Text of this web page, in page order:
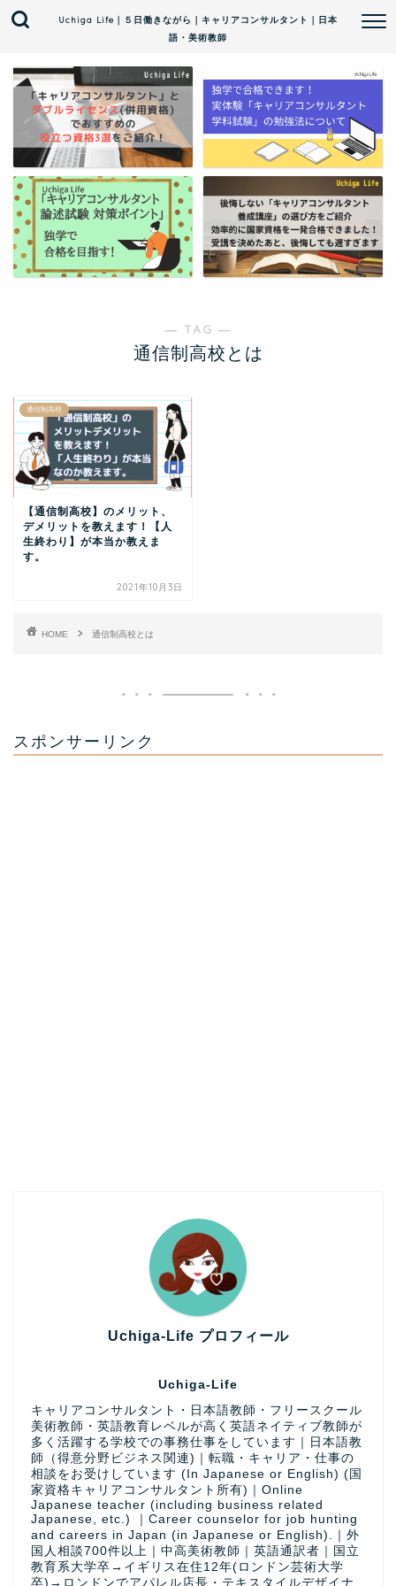
Uchiga Life｜５日働きながら｜キャリアコンサルタント｜日本
語・美術教師
― TAG ―
通信制高校とは
通信制高校
【通信制高校】のメリット、
デメリットを教えます！【人
生終わり】が本当か教えま
す。
2021年10月3日
HOME 通信制高校とは
スポンサーリンク
Uchiga-Life プロフィール
Uchiga-Life
キャリアコンサルタント・日本語教師・フリースクール
美術教師・英語教育レベルが高く英語ネイティブ教師が
多く活躍する学校での事務仕事をしています｜日本語教
師（得意分野ビジネス関連)｜転職・キャリア・仕事の
相談をお受けしています (In Japanese or English) (国
家資格キャリアコンサルタント所有)｜Online
Japanese teacher (including business related
Japanese, etc.) ｜Career counselor for job hunting
and careers in Japan (in Japanese or English).｜外
国人相談700件以上｜中高美術教師｜英語通訳者｜国立
教育系大学卒→イギリス在住12年(ロンドン芸術大学
卒)→ロンドンでアパレル店長・テキスタイルデザイナ